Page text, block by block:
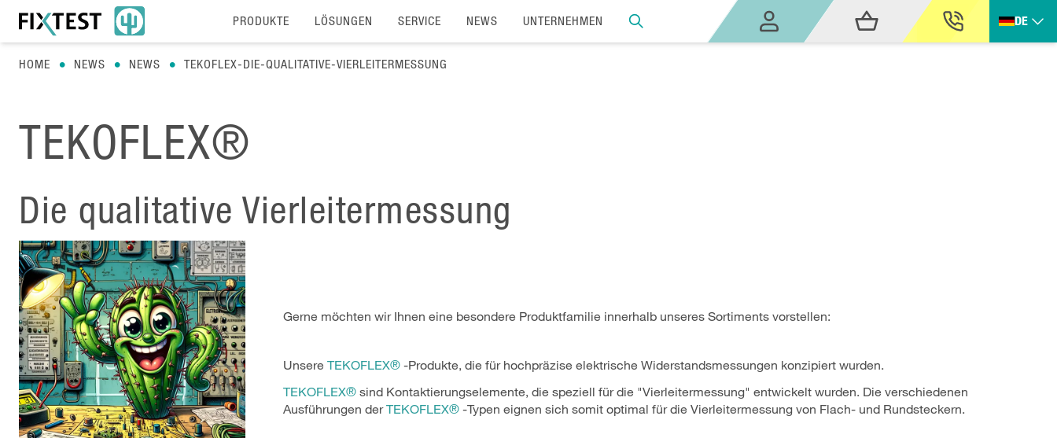
PRODUKTE LÖSUNGEN SERVICE NEWS UNTERNEHMEN DE
HOME NEWS NEWS TEKOFLEX-DIE-QUALITATIVE-VIERLEITERMESSUNG
TEKOFLEX®
Die qualitative Vierleitermessung
Gerne möchten wir Ihnen eine besondere Produktfamilie innerhalb unseres Sortiments vorstellen:
Unsere TEKOFLEX® -Produkte, die für hochpräzise elektrische Widerstandsmessungen konzipiert wurden.
TEKOFLEX® sind Kontaktierungselemente, die speziell für die "Vierleitermessung" entwickelt wurden. Die verschiedenen
Ausführungen derTEKOFLEX® -Typen eignen sich somit optimal für die Vierleitermessung von Flach- und Rundsteckern.